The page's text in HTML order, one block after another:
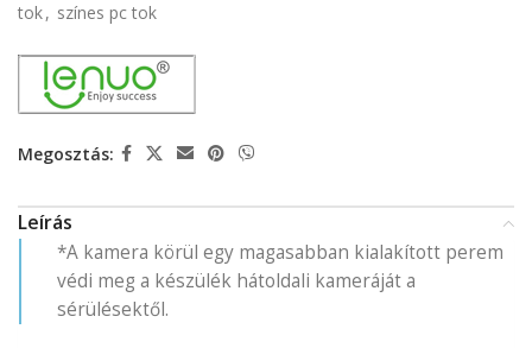
tok, színes pc tok
Megosztás:
Leírás
*A kamera körül egy magasabban kialakított perem
védi meg a készülék hátoldali kameráját a
sérülésektől.